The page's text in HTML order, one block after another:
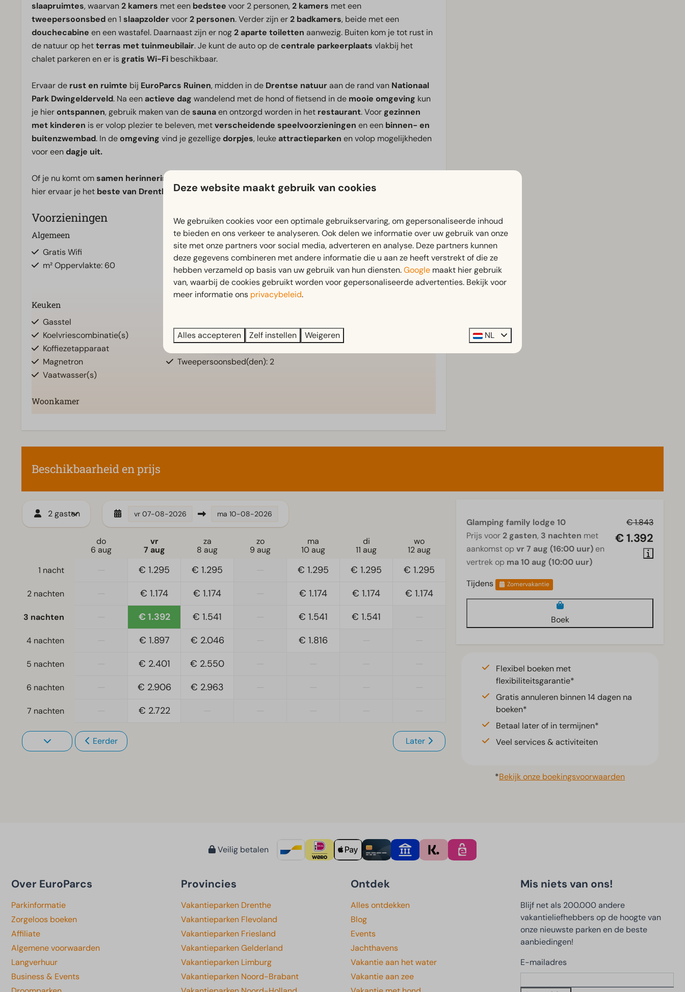
slaapruimtes, waarvan2 kamers met een bedstee voor 2 personen,2 kamers met een
tweepersoonsbeden 1 slaapzoldervoor2 personen. Verder zijn er2 badkamers, beide met een
douchecabine en een wastafel. Daarnaast zijn er nog2 aparte toiletten aanwezig. Buiten kom je tot rust in
de natuur op hetterras met tuinmeubilair. Je kunt de auto op decentrale parkeerplaats vlakbij het
chalet parkeren en er is gratis Wi-Fi beschikbaar.
Ervaar de rust en ruimte bij EuroParcs Ruinen, midden in de Drentse natuuraan de rand van Nationaal
Park Dwingelderveld. Na een actieve dag wandelend met de hond of fietsend in de mooie omgeving kun
je hierontspannen, gebruik maken van desaunaen ontzorgd worden in het restaurant. Voor gezinnen
met kinderen is er volop plezier te beleven, metverscheidende speelvoorzieningen en een binnen- en
buitenzwembad. In deomgeving vind je gezelligedorpjes, leuke attractieparken en volop mogelijkheden
voor eendagje uit.
Of je nu komt omsamen herinneringen
hier ervaar je het beste van Drenthe .
Voorzieningen
Algemeen
Gratis Wifi
m² Oppervlakte: 60
Badkamer
Aparte toiletten: 2
Badkamer(s) beneden: 2
Inloopdouche
Buiten
Terras
Tuinset
Keuken
Gasstel
Koelvriescombinatie(s)
Koffiezetapparaat
Magnetron
Vaatwasser(s)
Slaapkamer(s) beneden: 4
Tweepersoonsbed(den): 2
Woonkamer
Toon meer ↓
Beschikbaarheid en prijs
2 gasten vr 07-08-2026 ma 10-08-2026
do
6 aug
vr
7 aug
za
8 aug
zo
9 aug
ma
10 aug
di
11 aug
wo
12 aug
1 nacht
€ 1.295 € 1.295 € 1.295 € 1.295 € 1.295
2 nachten € 1.174 € 1.174 € 1.174 € 1.174 € 1.174
3 nachten € 1.392 € 1.541 € 1.541 € 1.541
4 nachten € 1.897 € 2.046 € 1.816
5 nachten € 2.401 € 2.550
6 nachten € 2.906 € 2.963
7 nachten € 2.722
Eerder Later
€ 1.843
€ 1.392
Glamping family lodge 10
Prijs voor 2 gasten, 3 nachten met
aankomst opvr 7 aug (16:00 uur) en
vertrek op ma 10 aug (10:00 uur)
Tijdens
Zomervakantie
Boek
Flexibel boeken met
flexibiliteitsgarantie*
Gratis annuleren binnen 14 dagen na
boeken*
Betaal later of in termijnen*
Veel services & activiteiten
*Bekijk onze boekingsvoorwaarden
Veilig betalen
Over EuroParcs
Parkinformatie
Zorgeloos boeken
Affiliate
Algemene voorwaarden
Langverhuur
Business & Events
Provincies
Vakantieparken Drenthe
Vakantieparken Flevoland
Vakantieparken Friesland
Vakantieparken Gelderland
Vakantieparken Limburg
Vakantieparken Noord-Brabant
Ontdek
Alles ontdekken
Blog
Events
Jachthavens
Vakantie aan het water
Vakantie aan zee
Mis niets van ons!
Blijf net als 200.000 andere
vakantieliefhebbers op de hoogte van
onze nieuwste parken en de beste
aanbiedingen!
E-mailadres
Deze website maakt gebruik van cookies
We gebruiken cookies voor een optimale gebruikservaring, om gepersonaliseerde inhoud
te bieden en ons verkeer te analyseren. Ook delen we informatie over uw gebruik van onze
site met onze partners voor social media, adverteren en analyse. Deze partners kunnen
deze gegevens combineren met andere informatie die u aan ze heeft verstrekt of die ze
hebben verzameld op basis van uw gebruik van hun diensten.Google maakt hier gebruik
van, waarbij de cookies gebruikt worden voor gepersonaliseerde advertenties. Bekijk voor
meer informatie ons privacybeleid.
Alles accepteren Zelf instellen Weigeren NL